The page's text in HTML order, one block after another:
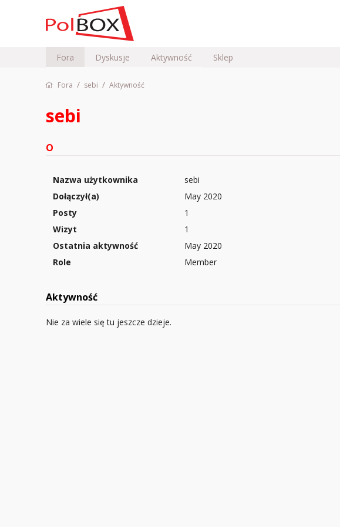
Fora Dyskusje Aktywność Sklep
Fora / sebi / Aktywność
sebi
O
Nazwa użytkownika
sebi
Dołączył(a)
May 2020
Posty
1
Wizyt
1
Ostatnia aktywność
May 2020
Role
Member
Aktywność
Nie za wiele się tu jeszcze dzieje.